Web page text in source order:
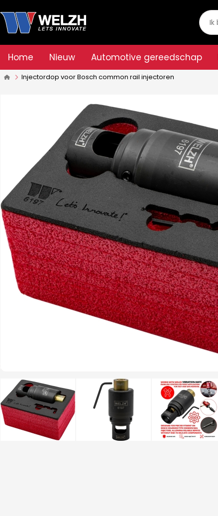
Home Nieuw Automotive gereedschap
Injectordop voor Bosch common rail injectoren